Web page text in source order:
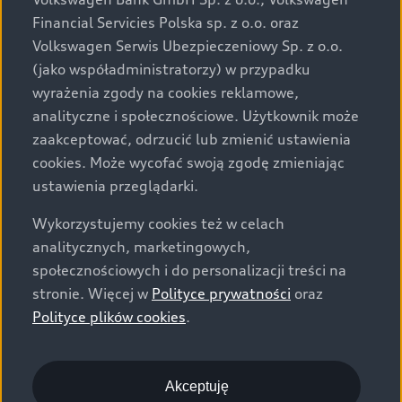
za dopłatą. Wiążące ustalenie ceny, wyposażenia i
specyfikacji pojazdu następują w umowie sprzedaży, a
określenie parametrów technicznych zawiera
świadectwo homologacji typu pojazdu. Zastrzegamy
sobie prawo do zmian i pomyłek. Wszelkie informacje
prezentowane na stronie są aktualne na dzień ich
zamieszczania. W celu uzyskania najnowszych
informacji prosimy kontaktować się z Partnerem Marki
Audi.
Wszystkie produkowane obecnie samochody marki Audi
są wykonywane z materiałów spełniających pod
względem możliwości odzysku i recyklingu wymagania
określone w normie ISO 22628 i są zgodne z
europejskimi świadectwami homologacji wydanymi wg
o.o. podlega obowiązkowi zapewnienia wszystkim
użytkownikom samochodów marki Volkswagen sieci
Financial Servicies Polska sp. z o.o. oraz
Volkswagen Serwis Ubezpieczeniowy Sp. z o.o.
(jako współadministratorzy) w przypadku
wyrażenia zgody na cookies reklamowe,
analityczne i społecznościowe. Użytkownik może
zaakceptować, odrzucić lub zmienić ustawienia
cookies. Może wycofać swoją zgodę zmieniając
ustawienia przeglądarki.
Wykorzystujemy cookies też w celach
analitycznych, marketingowych,
społecznościowych i do personalizacji treści na
stronie. Więcej w Polityce prywatności oraz
Polityce plików cookies.
Akceptuję